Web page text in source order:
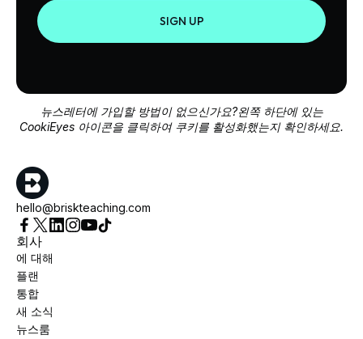
SIGN UP
뉴스레터에 가입할 방법이 없으신가요?왼쪽 하단에 있는
CookiEyes 아이콘을 클릭하여 쿠키를 활성화했는지 확인하세요.
hello@briskteaching.com
회사
에 대해
플랜
통합
새 소식
뉴스룸